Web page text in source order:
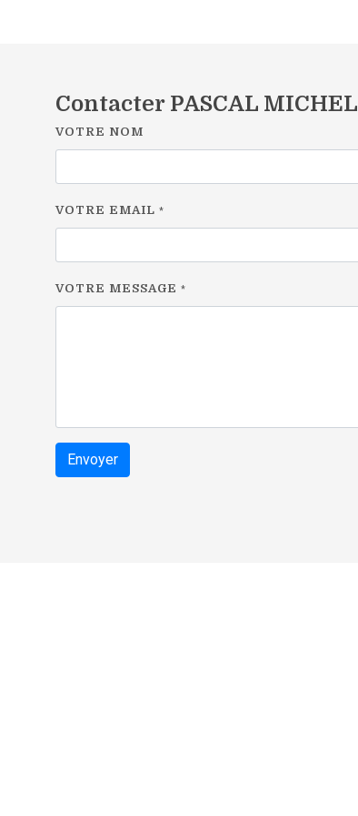
Contacter PASCAL MICHEL
VOTRE NOM
VOTRE EMAIL *
VOTRE MESSAGE *
Envoyer